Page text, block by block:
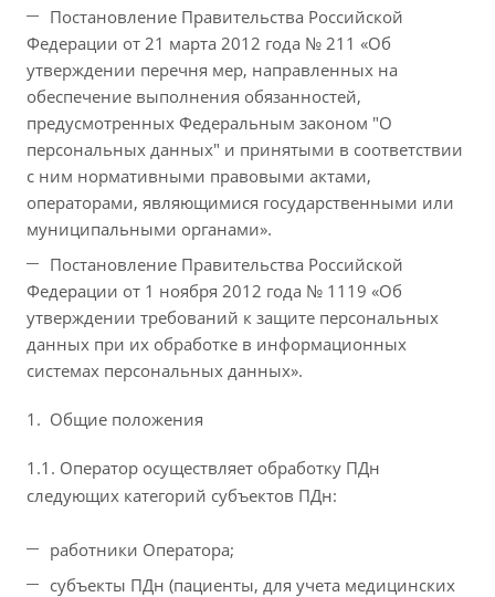
Постановление Правительства Российской
Федерации от 21 марта 2012 года № 211 «Об
утверждении перечня мер, направленных на
обеспечение выполнения обязанностей,
предусмотренных Федеральным законом "О
персональных данных" и принятыми в соответствии
с ним нормативными правовыми актами,
операторами, являющимися государственными или
муниципальными органами».
Постановление Правительства Российской
Федерации от 1 ноября 2012 года № 1119 «Об
утверждении требований к защите персональных
данных при их обработке в информационных
системах персональных данных».
Общие положения
1.1. Оператор осуществляет обработку ПДн
следующих категорий субъектов ПДн:
работники Оператора;
субъекты ПДн (пациенты, для учета медицинских